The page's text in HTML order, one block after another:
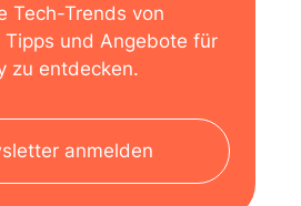
Tech-Trends von
Tipps und Angebote für
zu entdecken.
anmelden